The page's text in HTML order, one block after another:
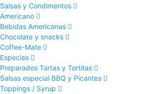
Salsas y Condimentos
Americano
Bebidas Americanas
Chocolate y snacks
Coffee-Mate
Especias
Preparados Tartas y Tortitas
Salsas especial BBQ y Picantes
Toppings / Syrup